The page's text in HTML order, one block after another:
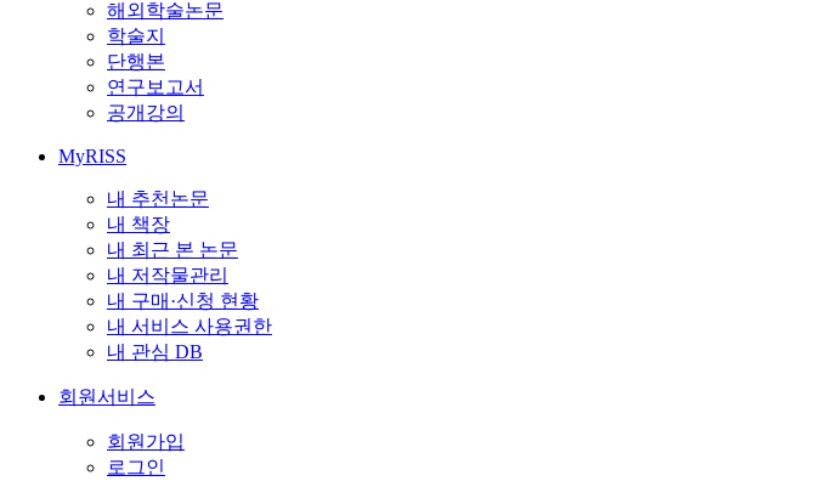
해외학술논문
학술지
단행본
연구보고서
공개강의
MyRISS
내 추천논문
내 책장
내 최근 본 논문
내 저작물관리
내 구매·신청 현황
내 서비스 사용권한
내 관심 DB
회원서비스
회원가입
로그인